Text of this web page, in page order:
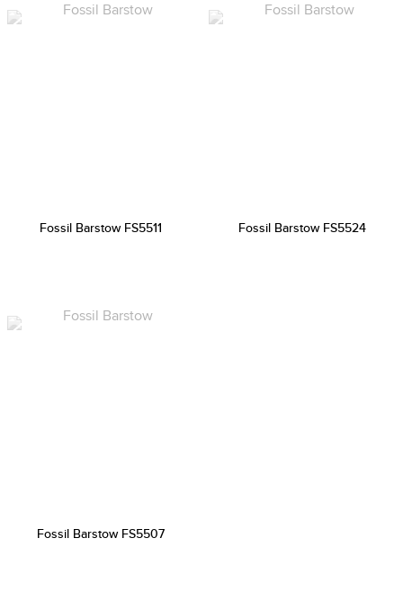
Fossil Barstow FS5511 Fossil Barstow FS5524
Fossil Barstow FS5507